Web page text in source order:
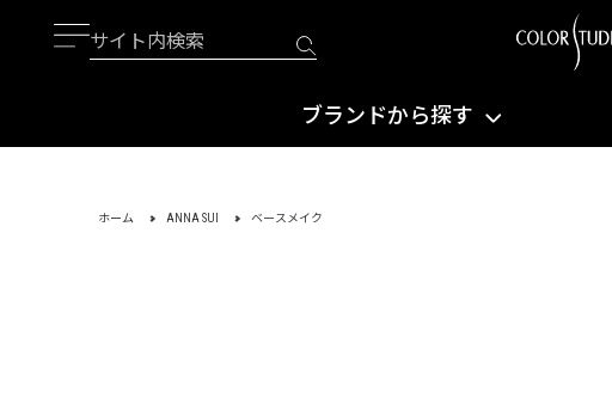
ブランドから探す
ホーム ANNA SUI ベースメイク